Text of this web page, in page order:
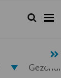
Zoeken...
Zoek